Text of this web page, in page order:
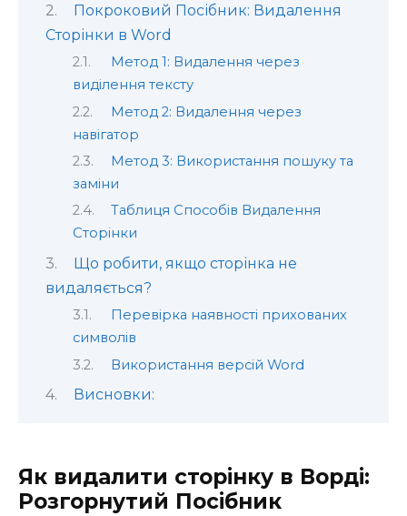
Покроковий Посібник: Видалення
Сторінки в Word
Метод 1: Видалення через
виділення тексту
Метод 2: Видалення через
навігатор
Метод 3: Використання пошуку та
заміни
Таблиця Способів Видалення
Сторінки
Що робити, якщо сторінка не
видаляється?
Перевірка наявності прихованих
символів
Використання версій Word
Висновки:
Як видалити сторінку в Ворді:
Розгорнутий Посібник